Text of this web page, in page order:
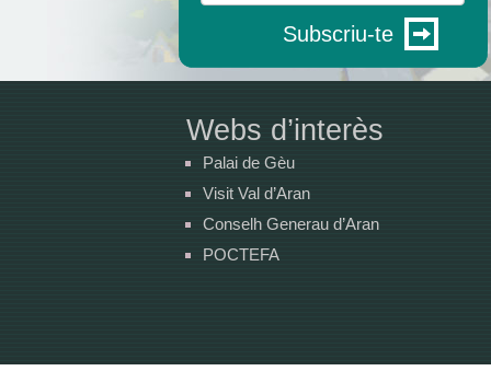
Subscriu-te
Webs d’interès
Palai de Gèu
Visit Val d’Aran
Conselh Generau d’Aran
POCTEFA